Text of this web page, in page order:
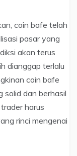
coin bafe telah
pasar yang
akan terus
dianggap terlalu
coin bafe
solid dan berhasil
harus
rinci mengenai